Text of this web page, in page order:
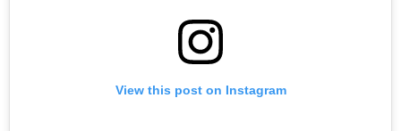
View this post on Instagram